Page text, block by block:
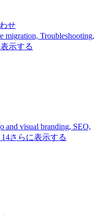
せ
migration, Troubleshooting,
示する
and visual branding, SEO,
14さらに表示する